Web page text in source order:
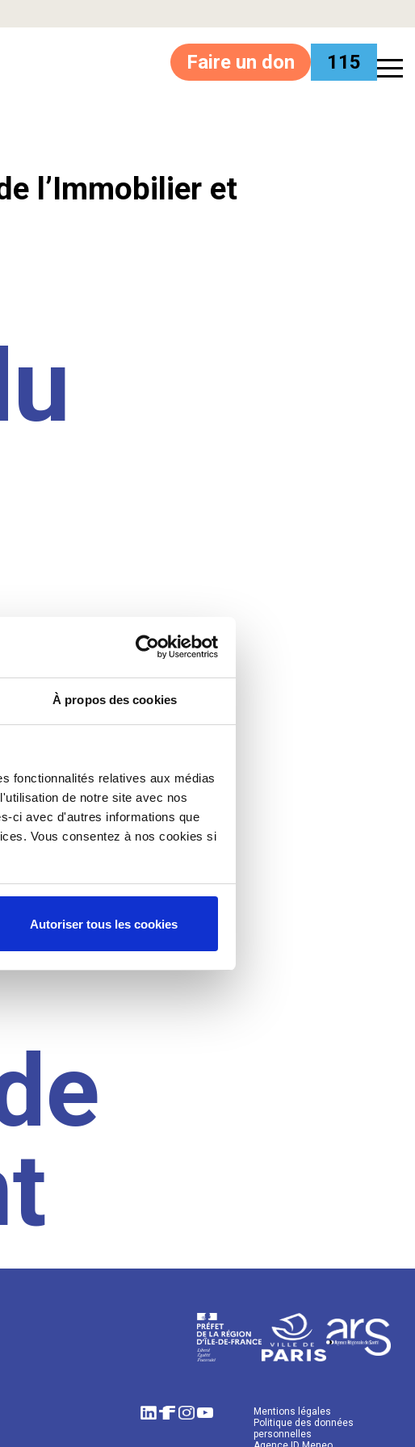
À propos des cookies
fonctionnalités relatives aux médias
de notre site avec nos
ci avec d'autres informations que
Vous consentez à nos cookies si
Autoriser tous les cookies
Faire un don 115
l’Immobilier et
Mentions légales
Politique des données
personnelles